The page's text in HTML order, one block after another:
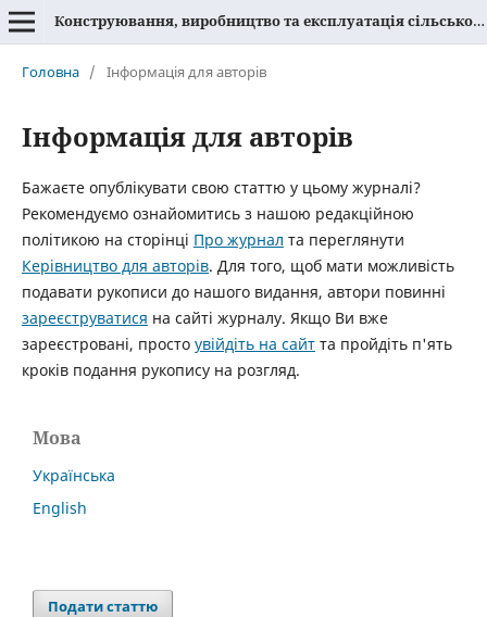
Конструювання, виробництво та експлуатація сільськогосподарських машин
Головна / Інформація для авторів
Інформація для авторів
Бажаєте опублікувати свою статтю у цьому журналі?
Рекомендуємо ознайомитись з нашою редакційною
політикою на сторінці Про журнал та переглянути
Керівництво для авторів. Для того, щоб мати можливість
подавати рукописи до нашого видання, автори повинні
зареєструватися на сайті журналу. Якщо Ви вже
зареєстровані, просто увійдіть на сайтта пройдіть п'ять
кроків подання рукопису на розгляд.
Мова
Українська
English
Подати статтю